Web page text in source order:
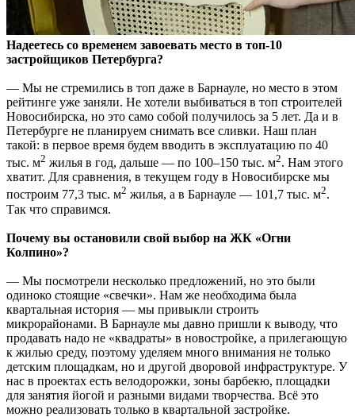
Надеетесь со временем завоевать место в топ-10
застройщиков Петербурга?
— Мы не стремились в топ даже в Барнауле, но место в этом
рейтинге уже заняли. Не хотели выбиваться в топ строителей
Новосибирска, но это само собой получилось за 5 лет. Да и в
Петербурге не планируем снимать все сливки. Наш план
такой: в первое время будем вводить в эксплуатацию по 40
тыс. м2 жилья в год, дальше — по 100–150 тыс. м2. Нам этого
хватит. Для сравнения, в текущем году в Новосибирске мы
построим 77,3 тыс. м2 жилья, а в Барнауле — 101,7 тыс. м2.
Так что справимся.
Почему вы остановили свой выбор на ЖК «Огни
Колпино»?
— Мы посмотрели несколько предложений, но это были
одиноко стоящие «свечки». Нам же необходима была
квартальная история — мы привыкли строить
микрорайонами. В Барнауле мы давно пришли к выводу, что
продавать надо не «квадраты» в новостройке, а прилегающую
к жилью среду, поэтому уделяем много внимания не только
детским площадкам, но и другой дворовой инфраструктуре. У
нас в проектах есть велодорожки, зоны барбекю, площадки
для занятия йогой и разными видами творчества. Всё это
можно реализовать только в квартальной застройке.